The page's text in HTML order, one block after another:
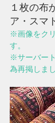
１枚の布
ア・スマ
※画像をク
す。
※サーバー
為再掲しまし